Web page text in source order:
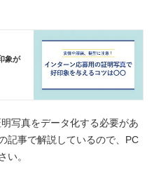
象が
写真をデータ化する必要があ
記事で解説しているので、PC
い。